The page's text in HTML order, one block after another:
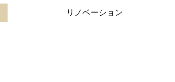
リノベーション